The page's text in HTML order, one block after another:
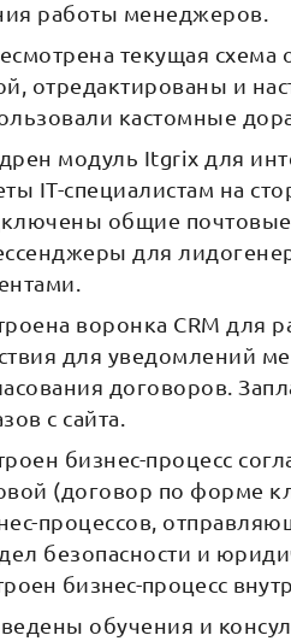
работы менеджеров.
текущая
отредактированы и
кастомные
модуль Itgrix для
IT-специалистам на
общие
для
воронка CRM для
для уведомлений
договоров.
с сайта.
бизнес-процесс
(договор по форме
процессов,
безопасности и
бизнес-процесс
обучения и